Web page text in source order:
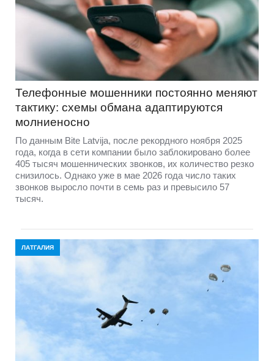
Телефонные мошенники постоянно меняют
тактику: схемы обмана адаптируются
молниеносно
По данным Bite Latvija, после рекордного ноября 2025
года, когда в сети компании было заблокировано более
405 тысяч мошеннических звонков, их количество резко
снизилось. Однако уже в мае 2026 года число таких
звонков выросло почти в семь раз и превысило 57
тысяч.
ЛАТГАЛИЯ